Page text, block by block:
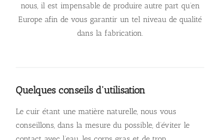
nous, il est impensable de produire autre part qu’en
Europe afin de vous garantir un tel niveau de qualité
dans la fabrication.
Quelques conseils d'utilisation
Le cuir étant une matière naturelle, nous vous
conseillons, dans la mesure du possible, d’éviter le